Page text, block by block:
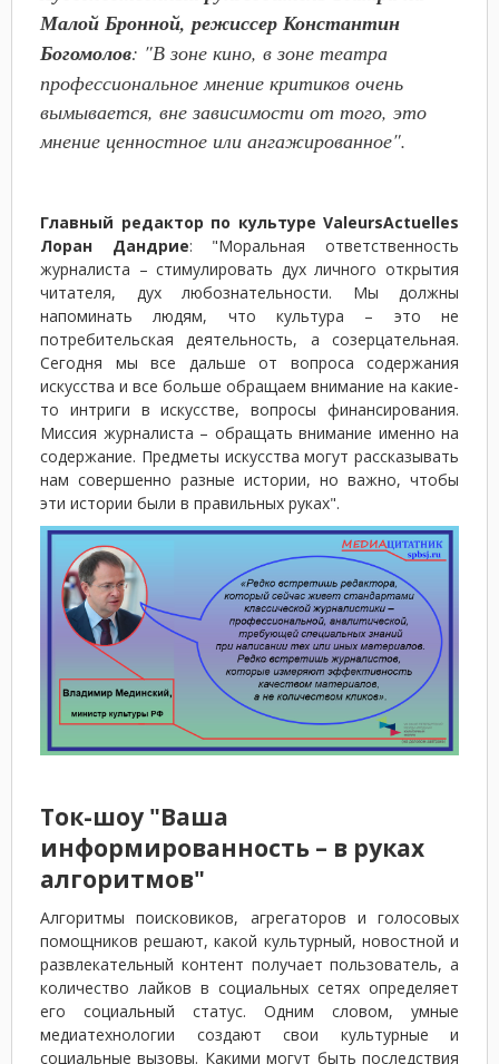
Малой Бронной, режиссер Константин
Богомолов: "В зоне кино, в зоне театра
профессиональное мнение критиков очень
вымывается, вне зависимости от того, это
мнение ценностное или ангажированное".
Главный редактор по культуре ValeursActuelles
Лоран Дандрие: "Моральная ответственность
журналиста – стимулировать дух личного открытия
читателя, дух любознательности. Мы должны
напоминать людям, что культура – это не
потребительская деятельность, а созерцательная.
Сегодня мы все дальше от вопроса содержания
искусства и все больше обращаем внимание на какие-
то интриги в искусстве, вопросы финансирования.
Миссия журналиста – обращать внимание именно на
содержание. Предметы искусства могут рассказывать
нам совершенно разные истории, но важно, чтобы
эти истории были в правильных руках".
Ток-шоу "Ваша
информированность – в руках
алгоритмов"
Алгоритмы поисковиков, агрегаторов и голосовых
помощников решают, какой культурный, новостной и
развлекательный контент получает пользователь, а
количество лайков в социальных сетях определяет
его социальный статус. Одним словом, умные
медиатехнологии создают свои культурные и
социальные вызовы. Какими могут быть последствия